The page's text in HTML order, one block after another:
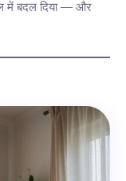
में बदल दिया — और